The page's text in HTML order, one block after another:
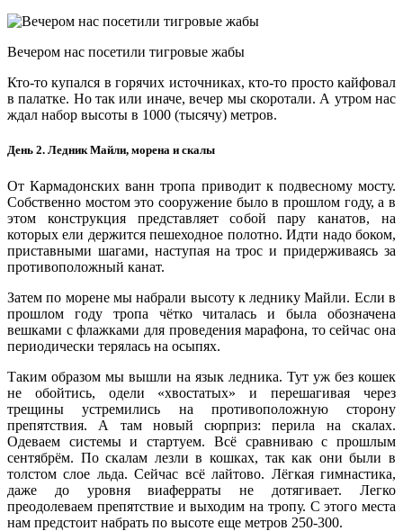
Вечером нас посетили тигровые жабы
Кто-то купался в горячих источниках, кто-то просто кайфовал
в палатке. Но так или иначе, вечер мы скоротали. А утром нас
ждал набор высоты в 1000 (тысячу) метров.
День 2. Ледник Майли, морена и скалы
От Кармадонских ванн тропа приводит к подвесному мосту.
Собственно мостом это сооружение было в прошлом году, а в
этом конструкция представляет собой пару канатов, на
которых ели держится пешеходное полотно. Идти надо боком,
приставными шагами, наступая на трос и придерживаясь за
противоположный канат.
Затем по морене мы набрали высоту к леднику Майли. Если в
прошлом году тропа чётко читалась и была обозначена
вешками с флажками для проведения марафона, то сейчас она
периодически терялась на осыпях.
Таким образом мы вышли на язык ледника. Тут уж без кошек
не обойтись, одели «хвостатых» и перешагивая через
трещины устремились на противоположную сторону
препятствия. А там новый сюрприз: перила на скалах.
Одеваем системы и стартуем. Всё сравниваю с прошлым
сентябрём. По скалам лезли в кошках, так как они были в
толстом слое льда. Сейчас всё лайтово. Лёгкая гимнастика,
даже до уровня виаферраты не дотягивает. Легко
преодолеваем препятствие и выходим на тропу. С этого места
нам предстоит набрать по высоте еще метров 250-300.